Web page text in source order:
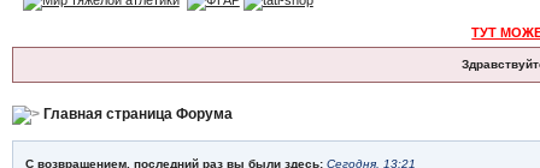
ТУТ
Главная страница Форума
С возвращением, последний раз вы были здесь: Сегодня, 13:21